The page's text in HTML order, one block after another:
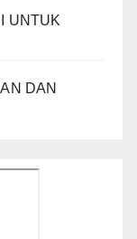
UNTUK
DAN